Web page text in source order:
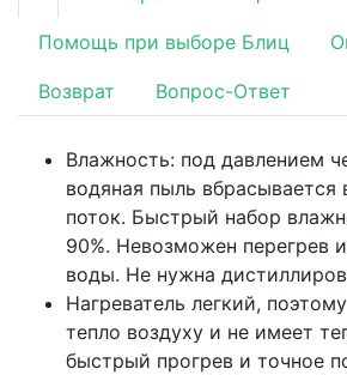
Помощь при выборе Блиц
Возврат Вопрос-Ответ
Влажность: под давлением
водяная пыль вбрасывается
поток. Быстрый набор
90%. Невозможен перегрев
воды. Не нужна
Нагреватель легкий,
тепло воздуху и не имеет
быстрый прогрев и точное